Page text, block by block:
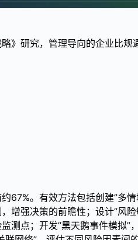
》研究，管理导向的企业比规
67%。有效方法包括创建”多
增强决策的前瞻性；设计”风
测点；开发”黑天鹅事件模拟”